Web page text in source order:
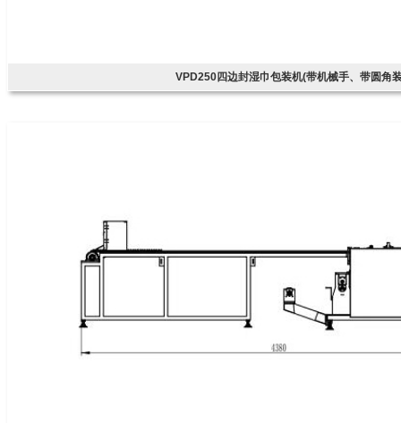
VPD250四边封湿巾包装机(带机械手、带圆角